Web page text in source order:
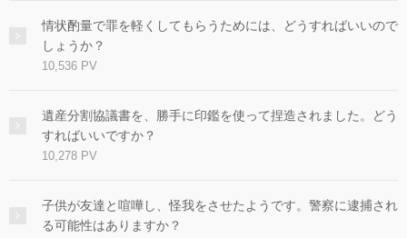
情状酌量で罪を軽くしてもらうためには、どうすればいいので
しょうか？
10,536 PV
遺産分割協議書を、勝手に印鑑を使って捏造されました。どう
すればいいですか？
10,278 PV
子供が友達と喧嘩し、怪我をさせたようです。警察に逮捕され
る可能性はありますか？